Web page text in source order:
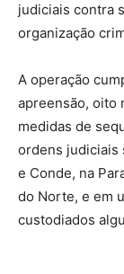
judiciais contra
organização
A operação
apreensão, oito
medidas de
ordens judiciais
e Conde, na
do Norte, e em
custodiados